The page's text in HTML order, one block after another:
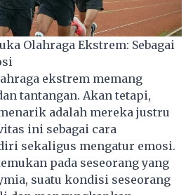
Olahraga Ekstrem: Sebagai
ekstrem memang
tantangan. Akan tetapi,
adalah mereka justru
ini sebagai cara
sekaligus mengatur emosi.
pada seseorang yang
suatu kondisi seseorang